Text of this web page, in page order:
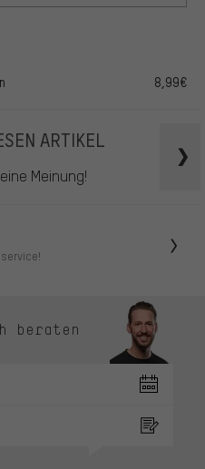
8,99€
ARTIKEL
Meinung!
beraten